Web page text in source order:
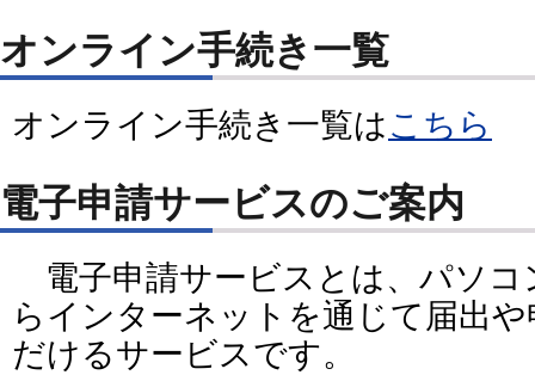
オンライン手続き一覧
オンライン手続き一覧はこちら
電子申請サービスのご案内
電子申請サービスとは、パソコ
らインターネットを通じて届出
だけるサービスです。